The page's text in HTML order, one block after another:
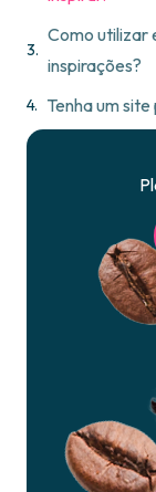
Como utilizar
inspirações?
Tenha um